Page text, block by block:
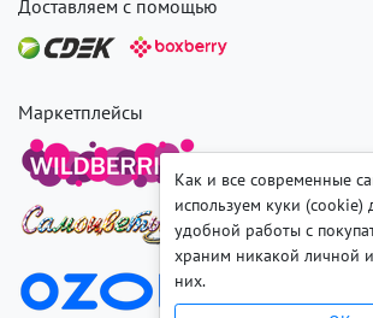
Доставляем с помощью
Маркетплейсы
Как и все современные
используем куки (cookie)
удобной работы с
храним никакой личной
них.